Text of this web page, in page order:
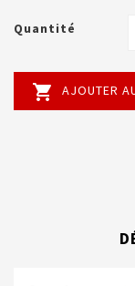
Quantité
 AJOUTER